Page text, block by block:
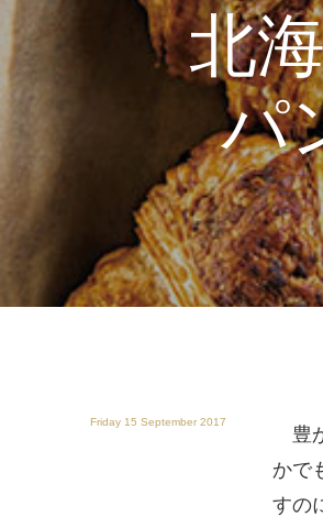
北
パ
Friday 15 September 2017
豊
かで
すの